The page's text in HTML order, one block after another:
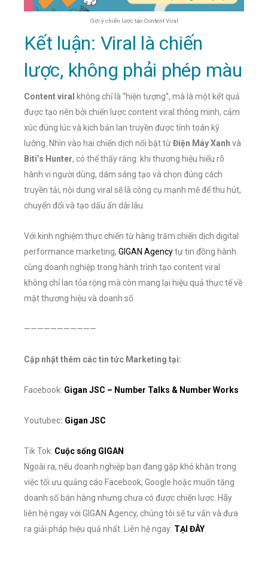
Gợi ý chiến lược tạo Content Viral
Kết luận: Viral là chiến
lược, không phải phép màu
Content viral
không chỉ là “hiện tượng”, mà là một kết quả
được tạo nên bởi chiến lược content viral thông minh, cảm
xúc đúng lúc và kịch bản lan truyền được tính toán kỹ
lưỡng. Nhìn vào hai chiến dịch nổi bật từĐiện Máy Xanh và
Biti’s Hunter, có thể thấy rằng: khi thương hiệu hiểu rõ
hành vi người dùng, dám sáng tạo và chọn đúng cách
truyền tải, nội dung viral sẽ là công cụ mạnh mẽ để thu hút,
chuyển đổi và tạo dấu ấn dài lâu.
Với kinh nghiệm thực chiến từ hàng trăm chiến dịch digital
performance marketing, GIGAN Agencytự tin đồng hành
cùng doanh nghiệp trong hành trình tạo content viral
không chỉ lan tỏa rộng mà còn mang lại hiệu quả thực tế về
mặt thương hiệu và doanh số.
———————————
Cập nhật thêm các tin tức Marketing tại:
Facebook: Gigan JSC – Number Talks & Number Works
Youtubec: Gigan JSC
Tik Tok: Cuộc sống GIGAN
Ngoài ra, nếu doanh nghiệp bạn đang gặp khó khăn trong
việc tối ưu quảng cáo Facebook, Google hoặc muốn tăng
doanh số bán hàng nhưng chưa có được chiến lược. Hãy
liên hệ ngay với GIGAN Agency, chúng tôi sẽ tư vấn và đưa
ra giải pháp hiệu quả nhất. Liên hệ ngay: TẠI ĐÂY